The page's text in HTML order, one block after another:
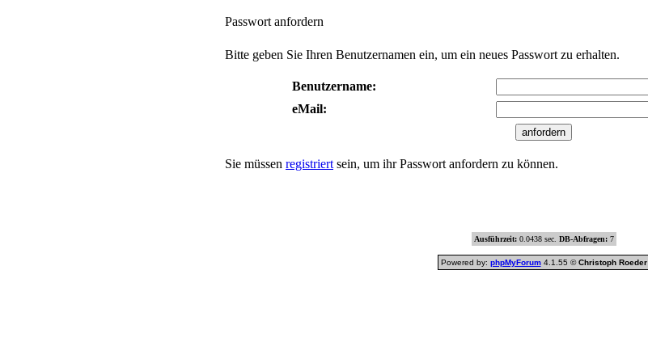
Passwort anfordern
Bitte geben Sie Ihren Benutzernamen ein, um ein neues Passwort zu erhalten.
Benutzername:
eMail:
Sie müssen registriert sein, um ihr Passwort anfordern zu können.
Ausführzeit:0.0438 sec. DB-Abfragen:7
Powered by: phpMyForum4.1.55 ©Christoph Roeder